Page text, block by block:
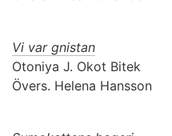
Vi var gnistan
Otoniya J. Okot Bitek
Övers. Helena Hansson